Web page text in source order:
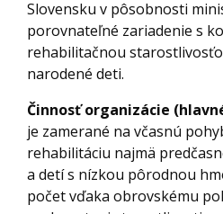
Slovensku v pôsobnosti
porovnateľné zariadenie s
rehabilitačnou
narodené deti.
Činnosť organizácie
je zamerané na včasnú
rehabilitáciu najmä
a detí s nízkou pôrodnou
počet vďaka obrovskému